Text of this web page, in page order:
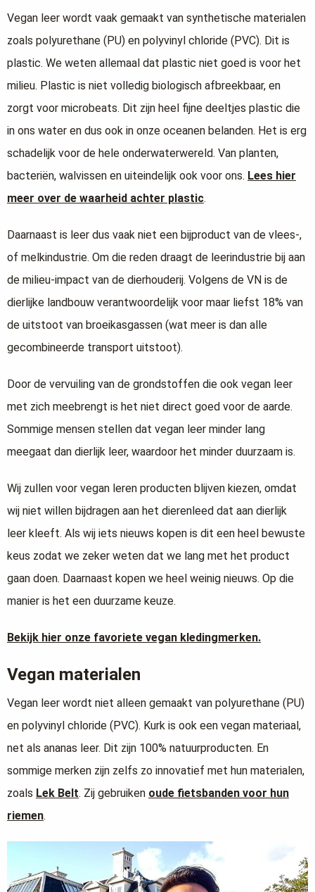
Vegan leer wordt vaak gemaakt van synthetische materialen
zoals polyurethane (PU) en polyvinyl chloride (PVC). Dit is
plastic. We weten allemaal dat plastic niet goed is voor het
milieu. Plastic is niet volledig biologisch afbreekbaar, en
zorgt voor microbeats. Dit zijn heel fijne deeltjes plastic die
in ons water en dus ook in onze oceanen belanden. Het is erg
schadelijk voor de hele onderwaterwereld. Van planten,
bacteriën, walvissen en uiteindelijk ook voor ons. Lees hier
meer over de waarheid achter plastic.
Daarnaast is leer dus vaak niet een bijproduct van de vlees-,
of melkindustrie. Om die reden draagt de leerindustrie bij aan
de milieu-impact van de dierhouderij. Volgens de VN is de
dierlijke landbouw verantwoordelijk voor maar liefst 18% van
de uitstoot van broeikasgassen (wat meer is dan alle
gecombineerde transport uitstoot).
Door de vervuiling van de grondstoffen die ook vegan leer
met zich meebrengt is het niet direct goed voor de aarde.
Sommige mensen stellen dat vegan leer minder lang
meegaat dan dierlijk leer, waardoor het minder duurzaam is.
Wij zullen voor vegan leren producten blijven kiezen, omdat
wij niet willen bijdragen aan het dierenleed dat aan dierlijk
leer kleeft. Als wij iets nieuws kopen is dit een heel bewuste
keus zodat we zeker weten dat we lang met het product
gaan doen. Daarnaast kopen we heel weinig nieuws. Op die
manier is het een duurzame keuze.
Bekijk hier onze favoriete vegan kledingmerken.
Vegan materialen
Vegan leer wordt niet alleen gemaakt van polyurethane (PU)
en polyvinyl chloride (PVC). Kurk is ook een vegan materiaal,
net als ananas leer. Dit zijn 100% natuurproducten. En
sommige merken zijn zelfs zo innovatief met hun materialen,
zoals Lek Belt. Zij gebruiken oude fietsbanden voor hun
riemen.